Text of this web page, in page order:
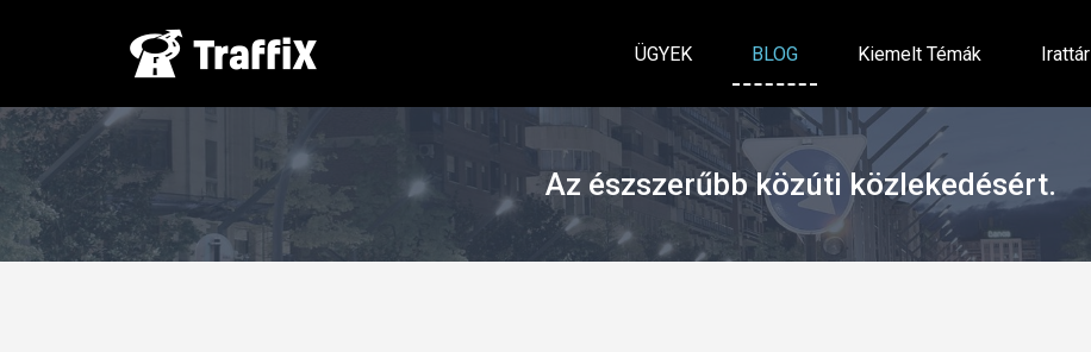
ÜGYEK BLOG Kiemelt Témák Irattár
Az észszerűbb közúti közlekedésért.